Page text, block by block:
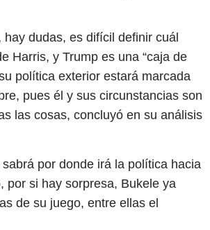
hay dudas, es difícil definir cuál
Harris, y Trump es una “caja de
política exterior estará marcada
pues él y sus circunstancias son
las cosas, concluyó en su análisis
por donde irá la política hacia
por si hay sorpresa, Bukele ya
de su juego, entre ellas el